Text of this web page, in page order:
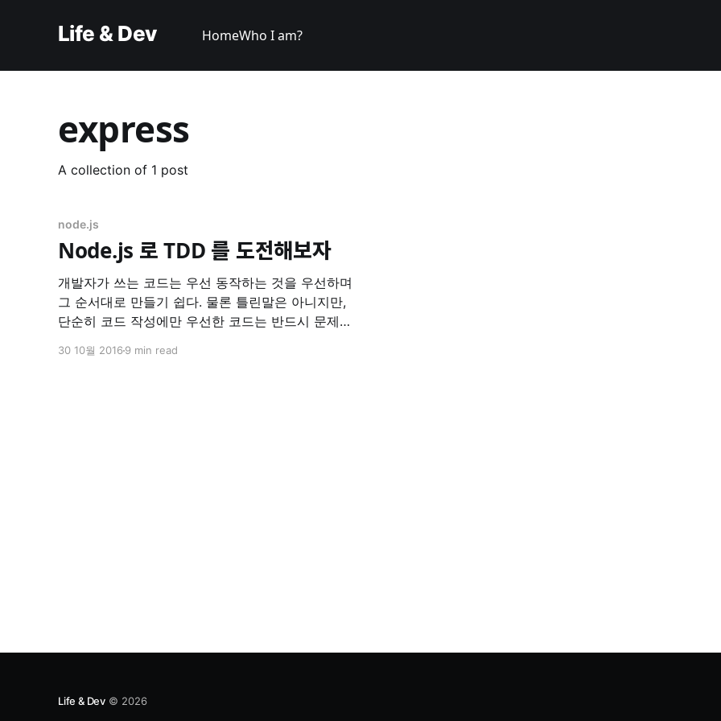
Life & Dev HomeWho I am?
express
A collection of 1 post
node.js
Node.js 로 TDD 를 도전해보자
개발자가 쓰는 코드는 우선 동작하는 것을 우선하며
그 순서대로 만들기 쉽다. 물론 틀린말은 아니지만,
단순히 코드 작성에만 우선한 코드는 반드시 문제를
TDD (Test Driven Development) 를 왜 해야하는지
30 10월 2016 9 min read
Life & Dev © 2026